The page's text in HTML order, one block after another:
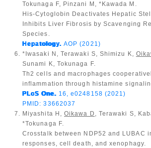
Tokunaga F, Pinzani M, *Kawada M.
His-Cytoglobin Deactivates Hepatic
Inhibits Liver Fibrosis by Scavenging
Species.
Hepatology. AOP (2021)
*Iwasaki N, Terawaki S, Shimizu K,
Sunami K, Tokunaga F.
Th2 cells and macrophages
inflammation through histamine
PLoS One. 16, e0248158 (2021)
PMID: 33662037
Miyashita H,Oikawa D , Terawaki S,
*Tokunaga F.
Crosstalk between NDP52 and LUBAC
responses, cell death, and xenophagy.